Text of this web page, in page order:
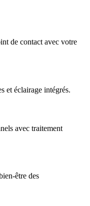
de contact avec votre
et éclairage intégrés.
avec traitement
être des